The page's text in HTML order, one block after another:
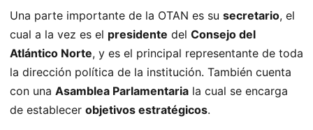
Una parte importante de la OTAN es su secretario, el
cual a la vez es el presidente del Consejo del
Atlántico Norte, y es el principal representante de toda
la dirección política de la institución. También cuenta
con una Asamblea Parlamentaria la cual se encarga
de establecer objetivos estratégicos.